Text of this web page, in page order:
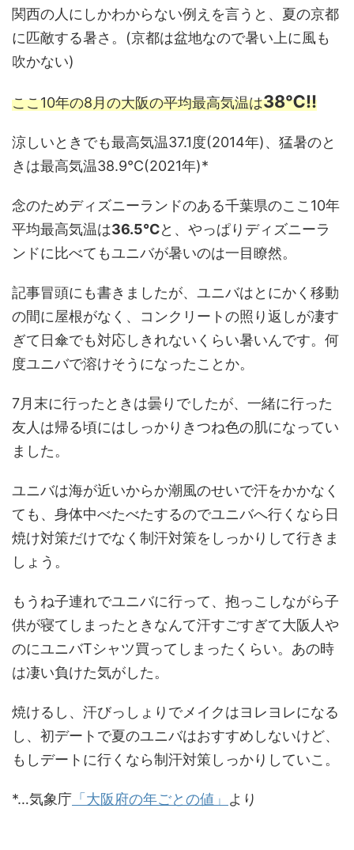
関西の人にしかわからない例えを言うと、夏の京都
に匹敵する暑さ。(京都は盆地なので暑い上に風も
吹かない)
ここ10年の8月の大阪の平均最高気温は38℃‼
涼しいときでも最高気温37.1度(2014年)、猛暑のと
きは最高気温38.9℃(2021年)*
念のためディズニーランドのある千葉県のここ10年
平均最高気温は36.5℃と、やっぱりディズニーラ
ンドに比べてもユニバが暑いのは一目瞭然。
記事冒頭にも書きましたが、ユニバはとにかく移動
の間に屋根がなく、コンクリートの照り返しが凄す
ぎて日傘でも対応しきれないくらい暑いんです。何
度ユニバで溶けそうになったことか。
7月末に行ったときは曇りでしたが、一緒に行った
友人は帰る頃にはしっかりきつね色の肌になってい
ました。
ユニバは海が近いからか潮風のせいで汗をかかなく
ても、身体中べたべたするのでユニバへ行くなら日
焼け対策だけでなく制汗対策をしっかりして行きま
しょう。
もうね子連れでユニバに行って、抱っこしながら子
供が寝てしまったときなんて汗すごすぎて大阪人や
のにユニバTシャツ買ってしまったくらい。あの時
は凄い負けた気がした。
焼けるし、汗びっしょりでメイクはヨレヨレになる
し、初デートで夏のユニバはおすすめしないけど、
もしデートに行くなら制汗対策しっかりしていこ。
*…気象庁 「大阪府の年ごとの値」 より